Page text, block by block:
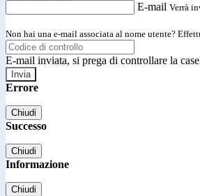
E-mail Verrà
Non hai una e-mail associata al nome utente?
E-mail inviata, si prega di controllare la
Errore
Chiudi
Successo
Chiudi
Informazione
Chiudi